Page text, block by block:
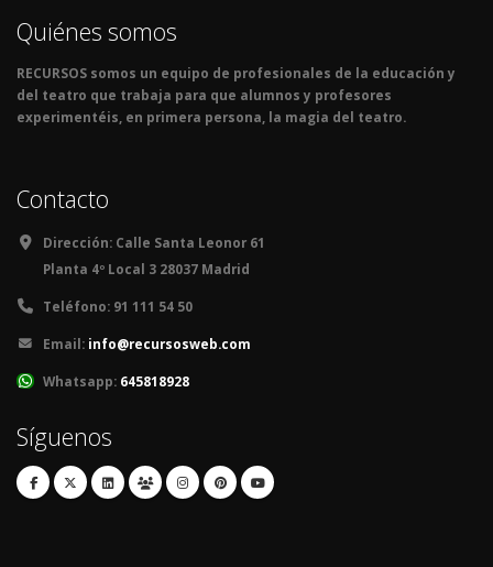
Quiénes somos
RECURSOS somos un equipo de profesionales de la educación y
del teatro que trabaja para que alumnos y profesores
experimentéis, en primera persona, la magia del teatro.
Contacto
Dirección: Calle Santa Leonor 61
Planta 4º Local 3 28037 Madrid
Teléfono: 91 111 54 50
Email: info@recursosweb.com
Whatsapp: 645818928
Síguenos